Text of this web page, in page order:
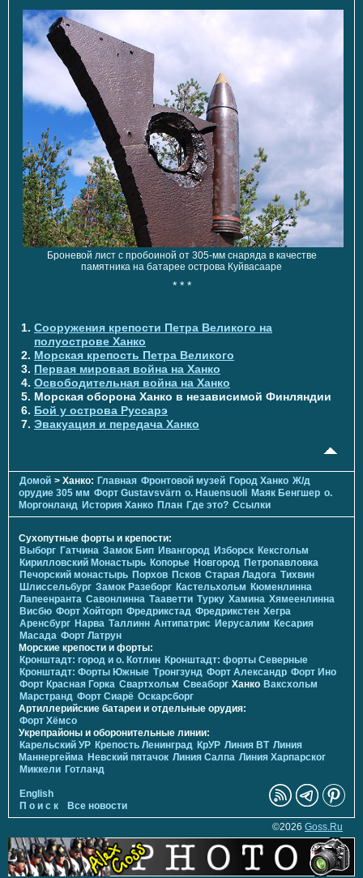
Броневой лист с пробоиной от 305-мм снаряда в качестве
памятника на батарее острова Куйвасааре
* * *
Сооружения крепости Петра Великого на
полуострове Ханко
Морская крепость Петра Великого
Первая мировая война на Ханко
Освободительная война на Ханко
Морская оборона Ханко в независимой Финляндии
Бой у острова Руссарэ
Эвакуация и передача Ханко
Домой > Ханко: Главная Фронтовой музей Город Ханко Ж/д
орудие 305 мм Форт Gustavsvärn о. Hauensuoli Маяк Бенгшер о.
Моргонланд История Ханко План Где это? Ссылки
Сухопутные форты и крепости:
Выборг Гатчина Замок Бип Ивангород Изборск Кексгольм
Кирилловский Монастырь Копорье Новгород Петропавловка
Печорcкий монастырь Порхов Псков Старая Ладога Тихвин
Шлиссельбург Замок Разеборг Кастельхольм Кюменлинна
Лапеенранта Савонлинна Тааветти Турку Хамина Хямеенлинна
Висбю Форт Хойторп Фредрикстад Фредрикстен Хегра
Аренсбург Нарва Таллинн Антипатрис Иерусалим Кесария
Масада Форт Латрун
Морские крепости и форты:
Кронштадт: город и о. Котлин Кронштадт: форты Северные
Кронштадт: Форты Южные Тронгзунд Форт Александр Форт Ино
Форт Красная Горка Свартхольм Свеаборг Ханко Ваксхольм
Марстранд Форт Сиарё Оскарсборг
Артиллерийские батареи и отдельные орудия:
Форт Хёмсо
Укрепрайоны и оборонительные линии:
Карельский УР Крепость Ленинград КрУР Линия ВТ Линия
Маннергейма Невский пятачок Линия Салпа Линия Харпарског
Миккели Готланд
English
П о и с к
Все новости
©2026 Goss.Ru